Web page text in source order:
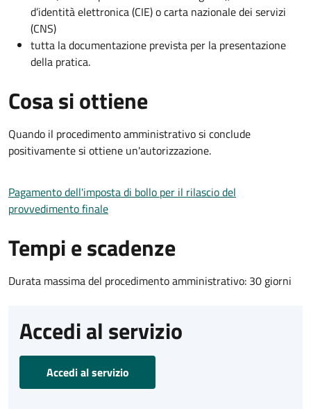
d’identità elettronica (CIE) o carta nazionale dei servizi
(CNS)
tutta la documentazione prevista per la presentazione
della pratica.
Cosa si ottiene
Quando il procedimento amministrativo si conclude
positivamente si ottiene un'autorizzazione.
Pagamento dell'imposta di bollo per il rilascio del
provvedimento finale
Tempi e scadenze
Durata massima del procedimento amministrativo: 30 giorni
Accedi al servizio
Accedi al servizio